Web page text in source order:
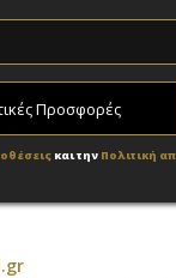
και την Πολιτική